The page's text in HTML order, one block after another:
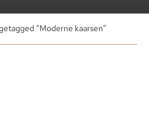
“Moderne kaarsen”